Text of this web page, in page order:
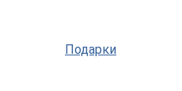
Подарки